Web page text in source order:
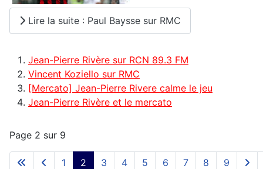
Lire la suite : Paul Baysse sur RMC
Jean-Pierre Rivère sur RCN 89.3 FM
Vincent Koziello sur RMC
[Mercato] Jean-Pierre Rivere calme le jeu
Jean-Pierre Rivère et le mercato
Page 2 sur 9
1 2 3 4 5 6 7 8 9